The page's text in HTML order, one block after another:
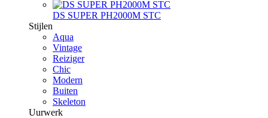
DS SUPER PH2000M STC
Stijlen
Aqua
Vintage
Reiziger
Chic
Modern
Buiten
Skeleton
Uurwerk